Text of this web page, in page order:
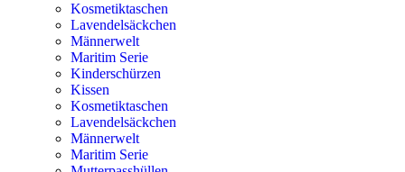
Kosmetiktaschen
Lavendelsäckchen
Männerwelt
Maritim Serie
Kinderschürzen
Kissen
Kosmetiktaschen
Lavendelsäckchen
Männerwelt
Maritim Serie